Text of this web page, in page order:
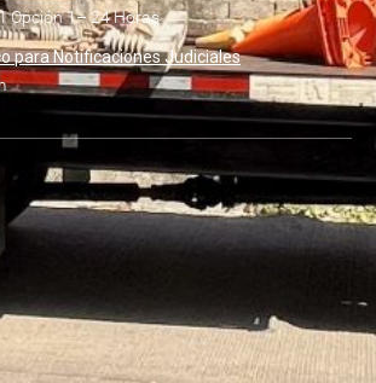
Opción 1– 24 Horas
para Notificaciones Judiciales